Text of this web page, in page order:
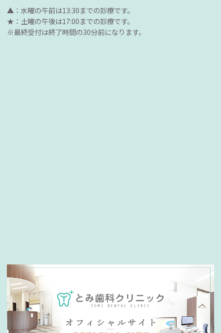
▲：水曜の午前は13:30までの診療です。
★：土曜の午後は17:00までの診療です。
※最終受付は終了時間の30分前になります。